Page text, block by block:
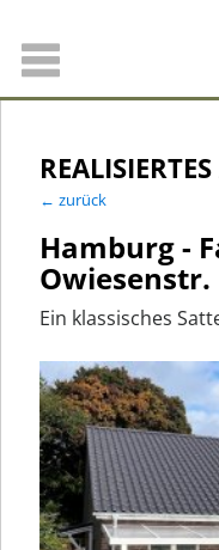
← zurück
Hamburg -
Owiesenstr.
Ein klassisches